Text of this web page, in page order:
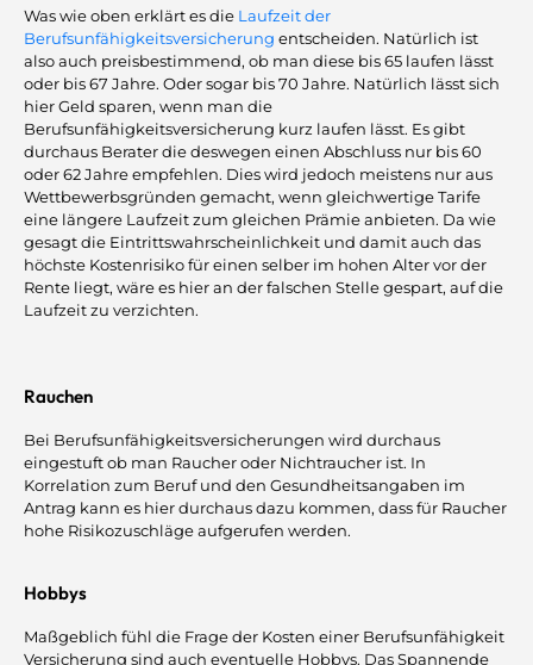
Was wie oben erklärt es die Laufzeit der
Berufsunfähigkeitsversicherung entscheiden. Natürlich ist
also auch preisbestimmend, ob man diese bis 65 laufen lässt
oder bis 67 Jahre. Oder sogar bis 70 Jahre. Natürlich lässt sich
hier Geld sparen, wenn man die
Berufsunfähigkeitsversicherung kurz laufen lässt. Es gibt
durchaus Berater die deswegen einen Abschluss nur bis 60
oder 62 Jahre empfehlen. Dies wird jedoch meistens nur aus
Wettbewerbsgründen gemacht, wenn gleichwertige Tarife
eine längere Laufzeit zum gleichen Prämie anbieten. Da wie
gesagt die Eintrittswahrscheinlichkeit und damit auch das
höchste Kostenrisiko für einen selber im hohen Alter vor der
Rente liegt, wäre es hier an der falschen Stelle gespart, auf die
Laufzeit zu verzichten.
Rauchen
Bei Berufsunfähigkeitsversicherungen wird durchaus
eingestuft ob man Raucher oder Nichtraucher ist. In
Korrelation zum Beruf und den Gesundheitsangaben im
Antrag kann es hier durchaus dazu kommen, dass für Raucher
hohe Risikozuschläge aufgerufen werden.
Hobbys
Maßgeblich fühl die Frage der Kosten einer Berufsunfähigkeit
Versicherung sind auch eventuelle Hobbys. Das Spannende